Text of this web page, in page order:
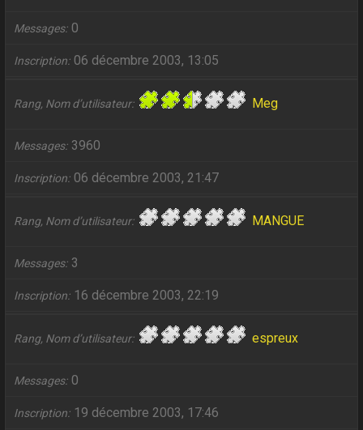
Messages 0
Inscription 06 décembre 2003, 13:05
Rang, Nom d’utilisateur Meg
Messages 3960
Inscription 06 décembre 2003, 21:47
Rang, Nom d’utilisateur MANGUE
Messages 3
Inscription 16 décembre 2003, 22:19
Rang, Nom d’utilisateur espreux
Messages 0
Inscription 19 décembre 2003, 17:46